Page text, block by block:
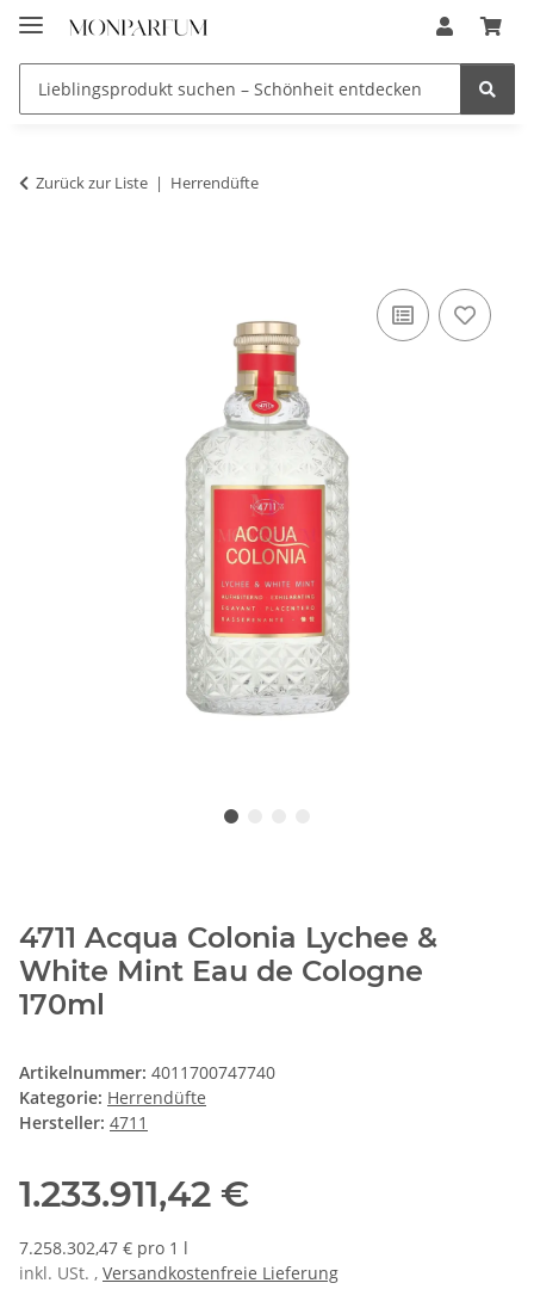
Zurück zur Liste Herrendüfte
4711 Acqua Colonia Lychee &
White Mint Eau de Cologne
170ml
Artikelnummer: 4011700747740
Kategorie: Herrendüfte
Hersteller: 4711
1.233.911,42 €
7.258.302,47 € pro 1 l
inkl. USt. , Versandkostenfreie Lieferung